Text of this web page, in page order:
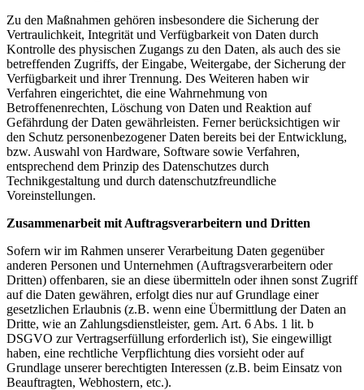
Zu den Maßnahmen gehören insbesondere die Sicherung der
Vertraulichkeit, Integrität und Verfügbarkeit von Daten durch
Kontrolle des physischen Zugangs zu den Daten, als auch des sie
betreffenden Zugriffs, der Eingabe, Weitergabe, der Sicherung der
Verfügbarkeit und ihrer Trennung. Des Weiteren haben wir
Verfahren eingerichtet, die eine Wahrnehmung von
Betroffenenrechten, Löschung von Daten und Reaktion auf
Gefährdung der Daten gewährleisten. Ferner berücksichtigen wir
den Schutz personenbezogener Daten bereits bei der Entwicklung,
bzw. Auswahl von Hardware, Software sowie Verfahren,
entsprechend dem Prinzip des Datenschutzes durch
Technikgestaltung und durch datenschutzfreundliche
Voreinstellungen.
Zusammenarbeit mit Auftragsverarbeitern und Dritten
Sofern wir im Rahmen unserer Verarbeitung Daten gegenüber
anderen Personen und Unternehmen (Auftragsverarbeitern oder
Dritten) offenbaren, sie an diese übermitteln oder ihnen sonst Zugriff
auf die Daten gewähren, erfolgt dies nur auf Grundlage einer
gesetzlichen Erlaubnis (z.B. wenn eine Übermittlung der Daten an
Dritte, wie an Zahlungsdienstleister, gem. Art. 6 Abs. 1 lit. b
DSGVO zur Vertragserfüllung erforderlich ist), Sie eingewilligt
haben, eine rechtliche Verpflichtung dies vorsieht oder auf
Grundlage unserer berechtigten Interessen (z.B. beim Einsatz von
Beauftragten, Webhostern, etc.).